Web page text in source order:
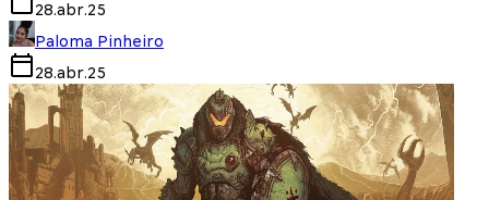
28.abr.25
Paloma Pinheiro
28.abr.25